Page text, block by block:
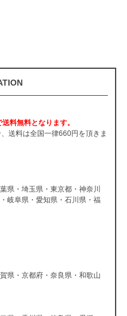
送料無料となります。
送料は全国一律660円を頂きま
県・埼玉県・東京都・神奈川
岐阜県・愛知県・石川県・福
県・京都府・奈良県・和歌山